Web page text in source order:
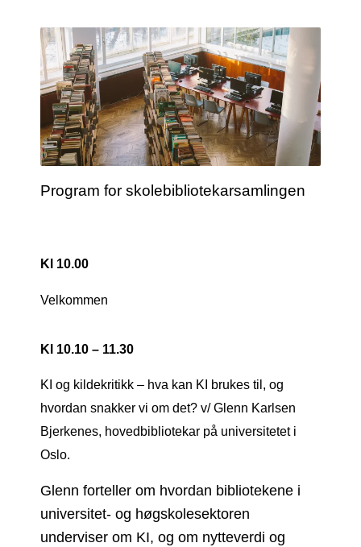
Program for skolebibliotekarsamlingen
Kl 10.00
Velkommen
Kl 10.10 – 11.30
KI og kildekritikk – hva kan KI brukes til, og
hvordan snakker vi om det? v/ Glenn Karlsen
Bjerkenes, hovedbibliotekar på universitetet i
Oslo.
Glenn forteller om hvordan bibliotekene i
universitet- og høgskolesektoren
underviser om KI, og om nytteverdi og